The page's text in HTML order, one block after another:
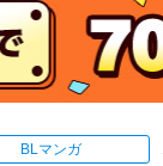
BLマンガ